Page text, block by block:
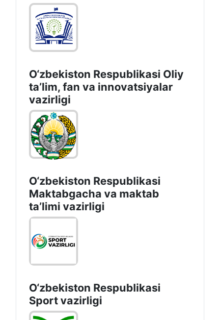
O‘zbekiston Respublikasi Oliy
taʼlim, fan va innovatsiyalar
vazirligi
O‘zbekiston Respublikasi
Maktabgacha va maktab
taʼlimi vazirligi
O‘zbekiston Respublikasi
Sport vazirligi